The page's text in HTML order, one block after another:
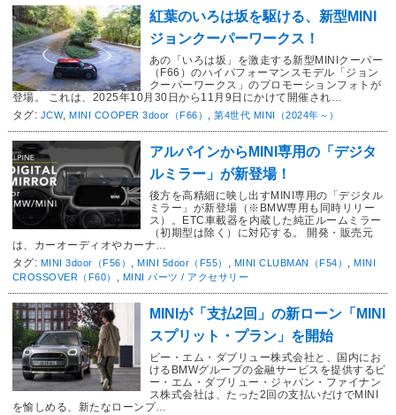
紅葉のいろは坂を駆ける、新型MINI
ジョンクーパーワークス！
あの「いろは坂」を激走する新型MINIクーパー
（F66）のハイパフォーマンスモデル「ジョン
クーパーワークス」のプロモーションフォトが
登場。 これは、2025年10月30日から11月9日にかけて開催され…
タグ: JCW,MINI COOPER 3door（F66） ,第4世代 MINI（2024年～）
アルパインからMINI専用の「デジタ
ルミラー」が新登場！
後方を高精細に映し出すMINI専用の「デジタル
ミラー」が新登場（※BMW専用も同時リリー
ス）。ETC車載器を内蔵した純正ルームミラー
（初期型は除く）に対応する。 開発・販売元
は、カーオーディオやカーナ…
タグ: MINI 3door（F56） ,MINI 5door（F55） , MINI CLUBMAN（F54） ,MINI
CROSSOVER（F60）
, MINI パーツ / アクセサリー
MINIが「支払2回」の新ローン「MINI
スプリット・プラン」を開始
ビー・エム・ダブリュー株式会社と、国内にお
けるBMWグループの金融サービスを提供するビ
ー・エム・ダブリュー・ジャパン・ファイナン
ス株式会社は、たった2回の支払いだけでMINI
を愉しめる、新たなローンプ…